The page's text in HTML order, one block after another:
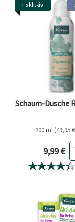
Exklusiv
Schaum-Dusche
200 ml (49,95
Aktueller
9,99 €